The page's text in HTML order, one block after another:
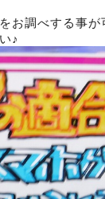
お調べする事が
♪